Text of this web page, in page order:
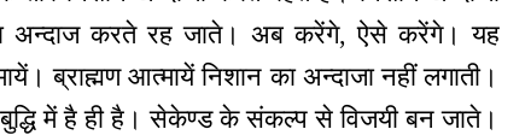
अन्दाज करते रह जाते। अब करेंगे, ऐसे करेंगे। यह
ब्राह्मण आत्मायें निशान का अन्दाजा नहीं लगाती।
बुद्धि में है ही है। सेकेण्ड के संकल्प से विजयी बन जाते।